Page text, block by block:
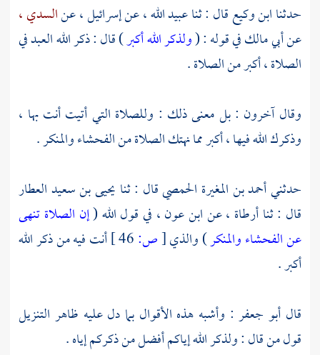
حدثناابن وكيعقال : ثناعبيد الله ،عنإسرائيل ،عنالسدي ،
عنأبي مالكفي قوله : (ولذكر الله أكبر) قال : ذكر الله العبد في
الصلاة ، أكبر من الصلاة .
وقال آخرون : بل معنى ذلك : وللصلاة التي أتيت أنت بها ،
وذكرك الله فيها ، أكبر مما نهتك الصلاة من الفحشاء والمنكر .
حدثنيأحمد بن المغيرة الحمصيقال : ثنا يحيى بن سعيد العطار
قال : ثناأرطاة ،عنابن عون ، في قول الله (إن الصلاة تنهى
عن الفحشاء والمنكر) والذي[ص:
أنت فيه من ذكر الله
أكبر .
قال أبو جعفر : وأشبه هذه الأقوال بما دل عليه ظاهر التنزيل
قول من قال : ولذكر الله إياكم أفضل من ذكركم إياه .